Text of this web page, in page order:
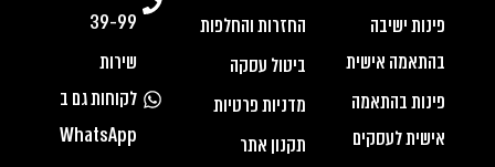
פינות ישיבה
בהתאמה אישית
פינות בהתאמה
אישית לעסקים
החזרות והחלפות
ביטול עסקה
מדניות פרטיות
תקנון אתר
39-99
שירות
לקוחות גם ב
WhatsApp